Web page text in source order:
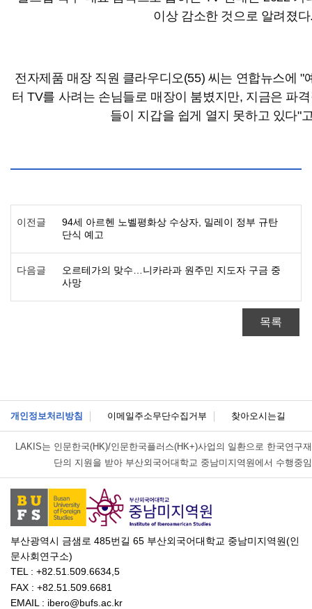
이상 감소한 것으로 알려졌
전자제품 매장 직원 클라우디오(55) 씨는 연합뉴스에 "
터 TV를 사려는 손님들로 매장이 붐볐지만, 지금은 파
들이 지갑을 쉽게 열지 못하고 있다"
이전글
94세 아르헨 노벨평화상 수상자, 밀레이 정부 규탄
단식 예고
다음글
오르테가의 맞수…니카라과 원주민 지도자 구금 중
사망
목록
개인정보처리방침 이메일주소무단수집거부 찾아오시는길
LAKIS는 인문한국(HK)/인문한국플러스(HK+)사업의 일환으로 한국연구재
단의 지원을 받아 부산외국어대학교 중남미지역원에서 수행중임
부산광역시 금샘로 485번길 65 부산외국어대학교 중남미지역원(인
문사회연구소)
TEL : +82.51.509.6634,5
FAX : +82.51.509.6681
EMAIL : ibero@bufs.ac.kr